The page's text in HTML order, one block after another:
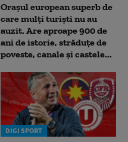
Orașul european superb de
care mulți turiști nu au
auzit. Are aproape 900 de
ani de istorie, străduțe de
poveste, canale și castele...
DIGI SPORT